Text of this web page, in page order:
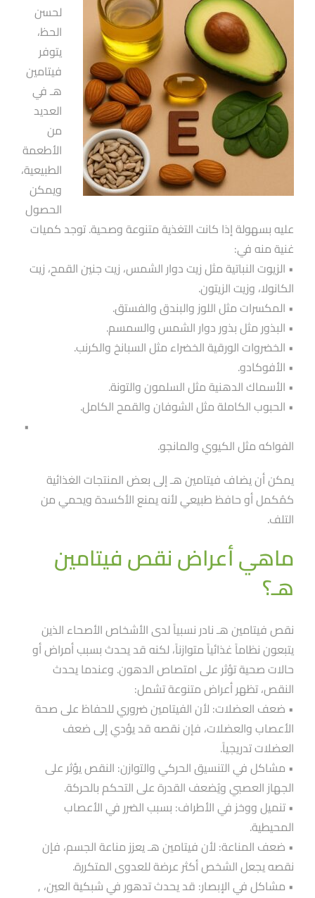
لحسن
الحظ،
يتوفر
فيتامين
هـ في
العديد
من
الأطعمة
الطبيعية،
ويمكن
الحصول
عليه بسهولة إذا كانت التغذية متنوعة وصحية. توجد كميات
غنية منه في:
• الزيوت النباتية مثل زيت دوار الشمس، زيت جنين القمح، زيت
الكانولا، وزيت الزيتون.
• المكسرات مثل اللوز والبندق والفستق.
• البذور مثل بذور دوار الشمس والسمسم.
• الخضروات الورقية الخضراء مثل السبانخ والكرنب.
• الأفوكادو.
• الأسماك الدهنية مثل السلمون والتونة.
• الحبوب الكاملة مثل الشوفان والقمح الكامل.
•
الفواكه مثل الكيوي والمانجو.
يمكن أن يضاف فيتامين هـ إلى بعض المنتجات الغذائية
كمُكمل أو حافظ طبيعي لأنه يمنع الأكسدة ويحمي من
التلف.
ماهي أعراض نقص فيتامين
هـ؟
نقص فيتامين هـ نادر نسبياََ لدى الأشخاص الأصحاء الذين
يتبعون نظاماََ غذائياََ متوازناََ، لكنه قد يحدث بسبب أمراض أو
حالات صحية تؤثر على امتصاص الدهون. وعندما يحدث
النقص، تظهر أعراض متنوعة تشمل:
• ضعف العضلات: لأن الفيتامين ضروري للحفاظ على صحة
الأعصاب والعضلات، فإن نقصه قد يؤدي إلى ضعف
العضلات تدريجياََ.
• مشاكل في التنسيق الحركي والتوازن: النقص يؤثر على
الجهاز العصبي ويُضعف القدرة على التحكم بالحركة.
• تنميل ووخز في الأطراف: بسبب الضرر في الأعصاب
المحيطية.
• ضعف المناعة: لأن فيتامين هـ يعزز مناعة الجسم، فإن
نقصه يجعل الشخص أكثر عرضة للعدوى المتكررة.
• مشاكل في الإبصار: قد يحدث تدهور في شبكية العين، ,